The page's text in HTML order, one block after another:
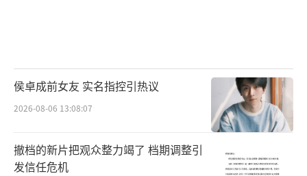
+条，全网热搜1471+条，其中“仙台有树你是
为我花了心思的”“师父开门我是逆徒 ”等话
题被广泛热议。直至收官，剧集热度仍在走
高，社交平台上相关话题不断，长尾效应十分
显著。
侯卓成前女友 实名指控引热议
2026-08-06 13:08:07
撤档的新片把观众整力竭了 档期调整引
发信任危机